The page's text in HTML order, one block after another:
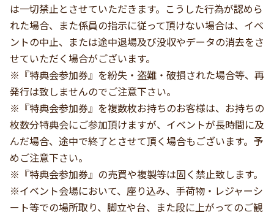
は一切禁止とさせていただきます。こうした行為が認めら
れた場合、また係員の指示に従って頂けない場合は、イベ
ントの中止、または途中退場及び没収やデータの消去をさ
せていただく場合がございます。
※『特典会参加券』を紛失・盗難・破損された場合等、再
発行は致しませんのでご注意下さい。
※『特典会参加券』を複数枚お持ちのお客様は、お持ちの
枚数分特典会にご参加頂けますが、イベントが長時間に及
んだ場合、途中で終了とさせて頂く場合もございます。予
めご注意下さい。
※『特典会参加券』の売買や複製等は固く禁止致します。
※イベント会場において、座り込み、手荷物・レジャーシ
ート等での場所取り、脚立や台、また段に上がってのご観